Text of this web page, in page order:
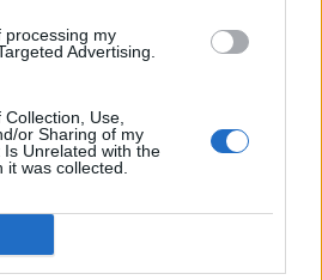
processing my
Advertising.
Use,
or Sharing of my
Unrelated with the
was collected.
(Bible, Žalm 103)
duše, Živému Bohu,
dobrodiní! (103:2)